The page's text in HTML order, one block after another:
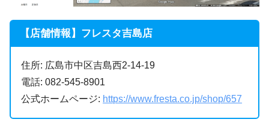
【店舗情報】フレスタ吉島店
住所: 広島市中区吉島西2-14-19
電話: 082-545-8901
公式ホームページ: https://www.fresta.co.jp/shop/657